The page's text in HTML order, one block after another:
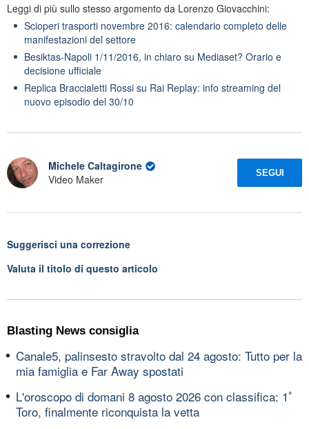
Leggi di più sullo stesso argomento da Lorenzo Giovacchini:
Scioperi trasporti novembre 2016: calendario completo delle
manifestazioni del settore
Besiktas-Napoli 1/11/2016, in chiaro su Mediaset? Orario e
decisione ufficiale
Replica Braccialetti Rossi su Rai Replay: info streaming del
nuovo episodio del 30/10
Michele Caltagirone
Video Maker
SEGUI
Suggerisci una correzione
Valuta il titolo di questo articolo
Blasting News consiglia
Canale5, palinsesto stravolto dal 24 agosto: Tutto per la
mia famiglia e Far Away spostati
L'oroscopo di domani 8 agosto 2026 con classifica: 1ﾟ
Toro, finalmente riconquista la vetta